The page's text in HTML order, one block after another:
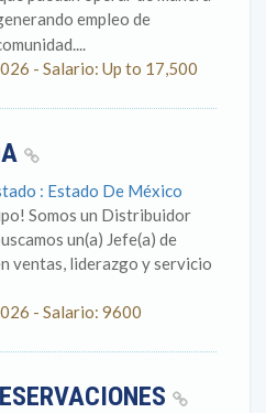
empleo de
- Salario: Up to 17,500
: Estado De México
Somos un Distribuidor
un(a) Jefe(a) de
ventas, liderazgo y servicio
- Salario: 9600